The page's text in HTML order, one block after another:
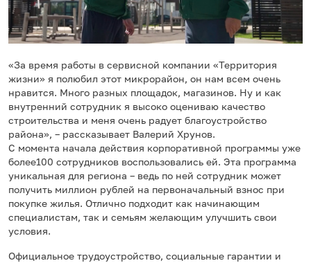
«За время работы в сервисной компании «Территория
жизни» я полюбил этот микрорайон, он нам всем очень
нравится. Много разных площадок, магазинов. Ну и как
внутренний сотрудник я высоко оцениваю качество
строительства и меня очень радует благоустройство
района», – рассказывает Валерий Хрунов.
С момента начала действия корпоративной программы уже
более100 сотрудников воспользовались ей. Эта программа
уникальная для региона – ведь по ней сотрудник может
получить миллион рублей на первоначальный взнос при
покупке жилья. Отлично подходит как начинающим
специалистам, так и семьям желающим улучшить свои
условия.
Официальное трудоустройство, социальные гарантии и